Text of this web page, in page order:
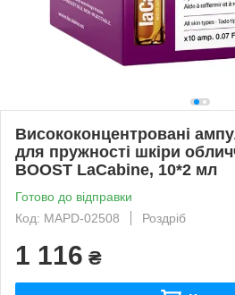
Висококонцентровані
для пружності шкіри
BOOST LaCabine, 10*2 мл
Готово до відправки
Код: MAPD-02508
Роздріб
1 116 ₴